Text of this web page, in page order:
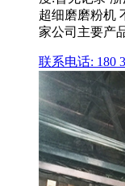
超细磨磨粉机
家公司主要产
联系电话: 180